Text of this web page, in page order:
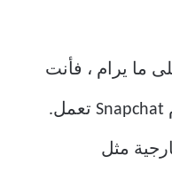
ما يرام ، فأنت
بحاجة إلى التأكد من أن خوادم Snapchat تعمل.
مثل